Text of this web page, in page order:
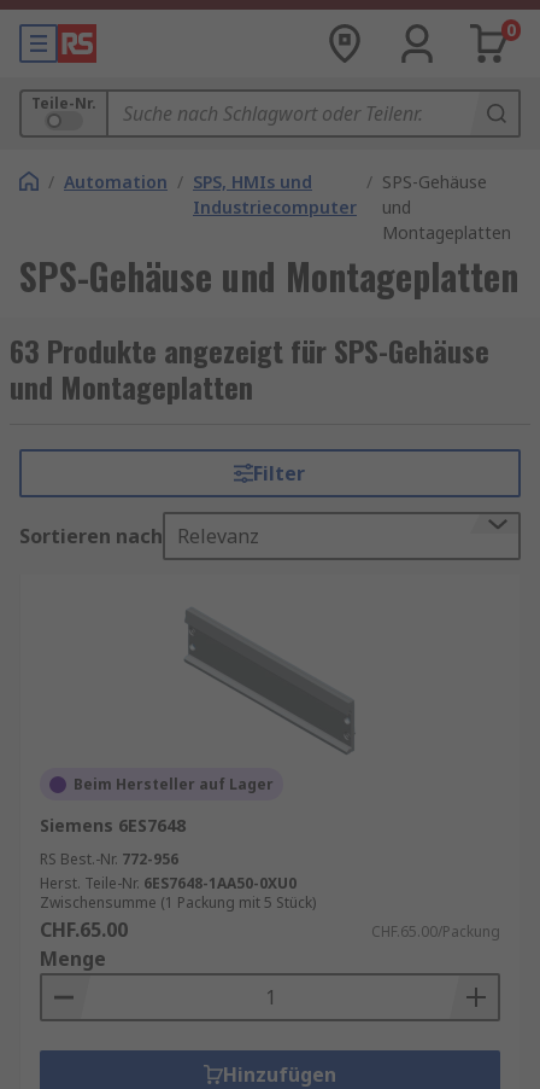
0
Teile-Nr.
/ Automation / SPS, HMIs und
Industriecomputer
/ SPS-Gehäuse
und
Montageplatten
SPS-Gehäuse und Montageplatten
63 Produkte angezeigt für SPS-Gehäuse
und Montageplatten
Filter
Sortieren nach Relevanz
Beim Hersteller auf Lager
Siemens 6ES7648
RS Best.-Nr. 772-956
Herst. Teile-Nr. 6ES7648-1AA50-0XU0
Zwischensumme (1 Packung mit 5 Stück)
CHF.65.00 CHF.65.00/Packung
Menge
Hinzufügen